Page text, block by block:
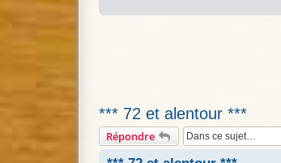
*** 72 et alentour ***
Répondre